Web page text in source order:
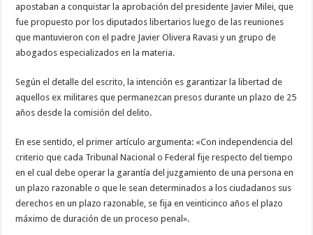
apostaban a conquistar la aprobación del presidente Javier Milei, que
fue propuesto por los diputados libertarios luego de las reuniones
que mantuvieron con el padre Javier Olivera Ravasi y un grupo de
abogados especializados en la materia.
Según el detalle del escrito, la intención es garantizar la libertad de
aquellos ex militares que permanezcan presos durante un plazo de 25
años desde la comisión del delito.
En ese sentido, el primer artículo argumenta: «Con independencia del
criterio que cada Tribunal Nacional o Federal fije respecto del tiempo
en el cual debe operar la garantía del juzgamiento de una persona en
un plazo razonable o que le sean determinados a los ciudadanos sus
derechos en un plazo razonable, se fija en veinticinco años el plazo
máximo de duración de un proceso penal».